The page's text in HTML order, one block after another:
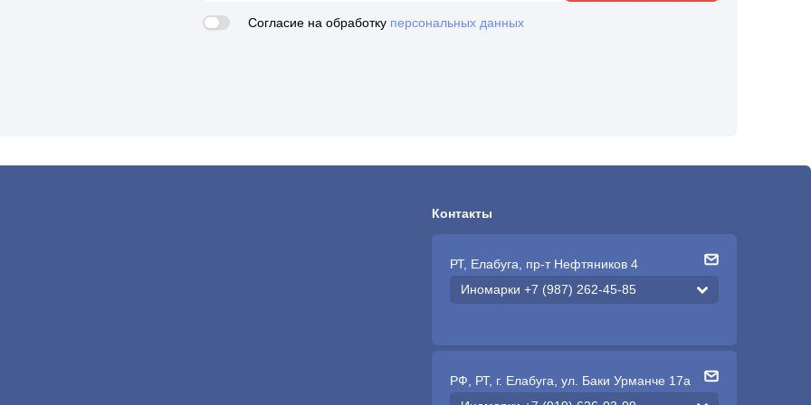
Согласие на обработку персональных данных
Контакты
РТ, Елабуга, пр-т Нефтяников 4
Иномарки +7 (987) 262-45-85
РФ, РТ, г. Елабуга, ул. Баки Урманче 17а